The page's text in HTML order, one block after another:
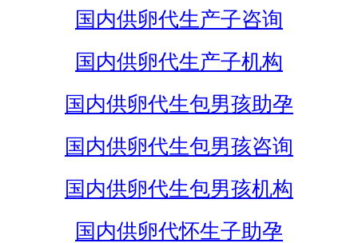
国内供卵代生产子咨询
国内供卵代生产子机构
国内供卵代生包男孩助孕
国内供卵代生包男孩咨询
国内供卵代生包男孩机构
国内供卵代怀生子助孕